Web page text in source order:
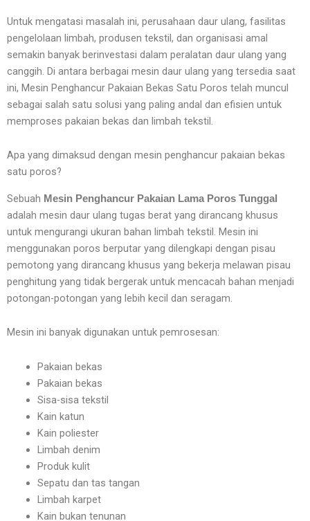
Untuk mengatasi masalah ini, perusahaan daur ulang, fasilitas
pengelolaan limbah, produsen tekstil, dan organisasi amal
semakin banyak berinvestasi dalam peralatan daur ulang yang
canggih. Di antara berbagai mesin daur ulang yang tersedia saat
ini, Mesin Penghancur Pakaian Bekas Satu Poros telah muncul
sebagai salah satu solusi yang paling andal dan efisien untuk
memproses pakaian bekas dan limbah tekstil.
Apa yang dimaksud dengan mesin penghancur pakaian bekas
satu poros?
Sebuah Mesin Penghancur Pakaian Lama Poros Tunggal
adalah mesin daur ulang tugas berat yang dirancang khusus
untuk mengurangi ukuran bahan limbah tekstil. Mesin ini
menggunakan poros berputar yang dilengkapi dengan pisau
pemotong yang dirancang khusus yang bekerja melawan pisau
penghitung yang tidak bergerak untuk mencacah bahan menjadi
potongan-potongan yang lebih kecil dan seragam.
Mesin ini banyak digunakan untuk pemrosesan:
Pakaian bekas
Pakaian bekas
Sisa-sisa tekstil
Kain katun
Kain poliester
Limbah denim
Produk kulit
Sepatu dan tas tangan
Limbah karpet
Kain bukan tenunan